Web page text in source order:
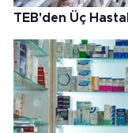
TEB'den Üç